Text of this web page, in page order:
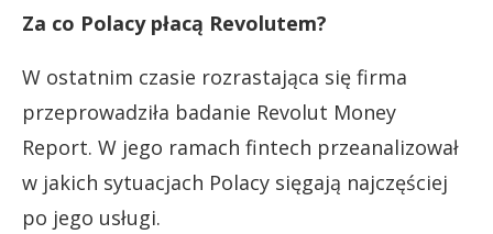
Za co Polacy płacą Revolutem?
W ostatnim czasie rozrastająca się firma
przeprowadziła badanie Revolut Money
Report. W jego ramach fintech przeanalizował
w jakich sytuacjach Polacy sięgają najczęściej
po jego usługi.